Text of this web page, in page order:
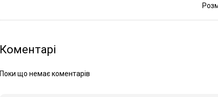
Коментарі
Поки що немає коментарів